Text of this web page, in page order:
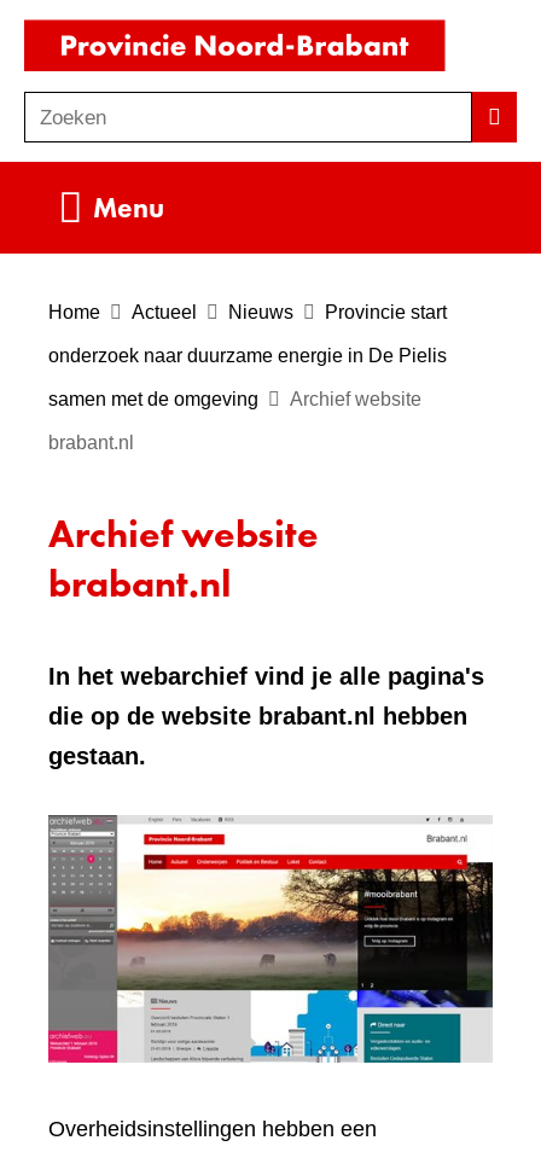
Ga
de
inhoud
o
e
Zoeken
Menu
Home Actueel Nieuws Provincie start
onderzoek naar duurzame energie in De Pielis
samen met de omgeving Archief website
brabant.nl
Archief website
brabant.nl
In het webarchief vind je alle pagina's
die op de website brabant.nl hebben
gestaan.
Overheidsinstellingen hebben een